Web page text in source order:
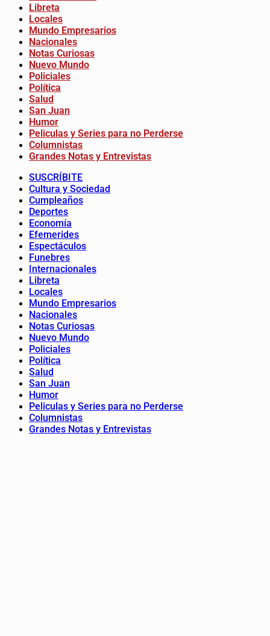
Libreta
Locales
Mundo Empresarios
Nacionales
Notas Curiosas
Nuevo Mundo
Policiales
Política
Salud
San Juan
Humor
Peliculas y Series para no Perderse
Columnistas
Grandes Notas y Entrevistas
SUSCRÍBITE
Cultura y Sociedad
Cumpleaños
Deportes
Economía
Efemerides
Espectáculos
Funebres
Internacionales
Libreta
Locales
Mundo Empresarios
Nacionales
Notas Curiosas
Nuevo Mundo
Policiales
Política
Salud
San Juan
Humor
Peliculas y Series para no Perderse
Columnistas
Grandes Notas y Entrevistas